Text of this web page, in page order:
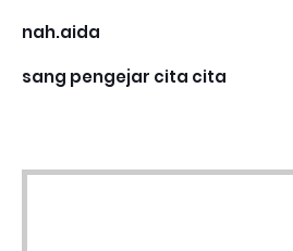
nah.aida
sang pengejar cita cita